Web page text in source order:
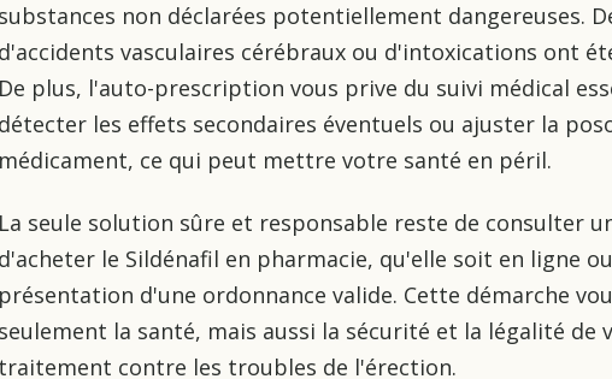
substances non déclarées potentiellement dangereuses.
d'accidents vasculaires cérébraux ou d'intoxications ont
De plus, l'auto-prescription vous prive du suivi médical
détecter les effets secondaires éventuels ou ajuster la
médicament, ce qui peut mettre votre santé en péril.
La seule solution sûre et responsable reste de consulter
d'acheter le Sildénafil en pharmacie, qu'elle soit en ligne
présentation d'une ordonnance valide. Cette démarche
seulement la santé, mais aussi la sécurité et la légalité de
traitement contre les troubles de l'érection.